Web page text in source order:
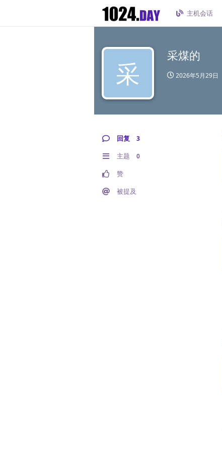
主机会话
采
采煤的
2026年5月29日
回复 3
主题 0
赞
被提及